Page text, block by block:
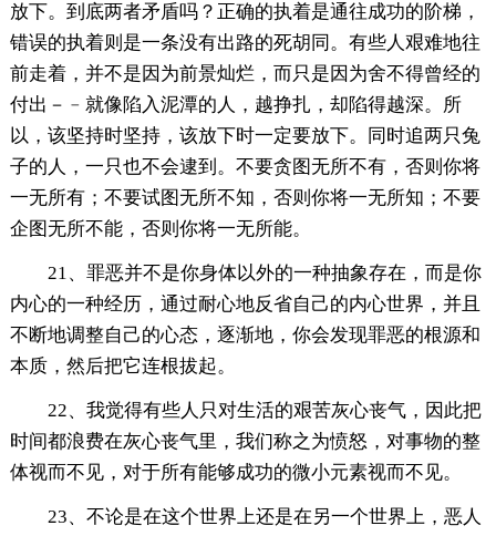
放下。到底两者矛盾吗？正确的执着是通往成功的阶梯，
错误的执着则是一条没有出路的死胡同。有些人艰难地往
前走着，并不是因为前景灿烂，而只是因为舍不得曾经的
付出－﹣就像陷入泥潭的人，越挣扎，却陷得越深。所
以，该坚持时坚持，该放下时一定要放下。同时追两只兔
子的人，一只也不会逮到。不要贪图无所不有，否则你将
一无所有；不要试图无所不知，否则你将一无所知；不要
企图无所不能，否则你将一无所能。
21、罪恶并不是你身体以外的一种抽象存在，而是你
内心的一种经历，通过耐心地反省自己的内心世界，并且
不断地调整自己的心态，逐渐地，你会发现罪恶的根源和
本质，然后把它连根拔起。
22、我觉得有些人只对生活的艰苦灰心丧气，因此把
时间都浪费在灰心丧气里，我们称之为愤怒，对事物的整
体视而不见，对于所有能够成功的微小元素视而不见。
23、不论是在这个世界上还是在另一个世界上，恶人